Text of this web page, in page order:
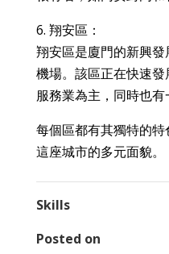
6. 翔安區：
翔安區是廈門的新興
機場。該區正在快速
服務業為主，同時也有
每個區都有其獨特的
這座城市的多元面貌。
Skills
Posted on